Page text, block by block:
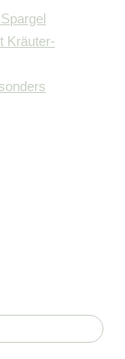
Kräuter-